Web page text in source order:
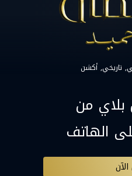
تاريخي أكشن
بلاي من
الهاتف